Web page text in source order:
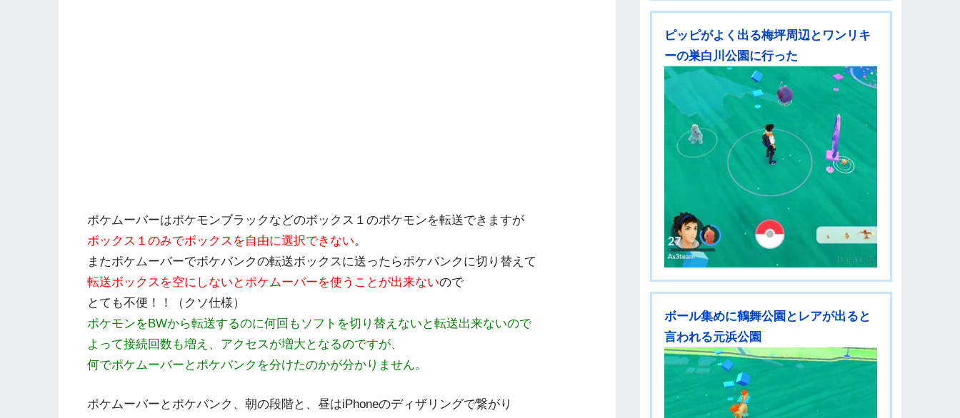
ポケムーバーはポケモンブラックなどのボックス１のポケモンを転送できますが
ボックス１のみでボックスを自由に選択できない。
またポケムーバーでポケバンクの転送ボックスに送ったらポケバンクに切り替えて
転送ボックスを空にしないとポケムーバーを使うことが出来ないので
とても不便！！（クソ仕様）
ポケモンをBWから転送するのに何回もソフトを切り替えないと転送出来ないので
よって接続回数も増え、アクセスが増大となるのですが、
何でポケムーバーとポケバンクを分けたのかが分かりません。
ポケムーバーとポケバンク、朝の段階と、昼はiPhoneのディザリングで繋がり
ピッピがよく出る梅坪周辺とワンリキ
ーの巣白川公園に行った
ボール集めに鶴舞公園とレアが出ると
言われる元浜公園